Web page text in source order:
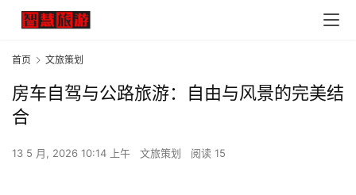
首页 文旅策划
房车自驾与公路旅游：自由与风景的完美结
合
13 5 月, 2026 10:14 上午 文旅策划 阅读 15